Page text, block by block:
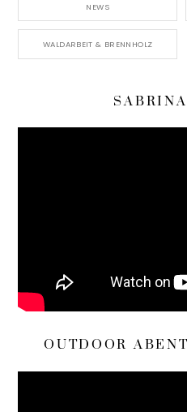
NEWS
WALDARBEIT & BRENNHOLZ
OUTDOOR